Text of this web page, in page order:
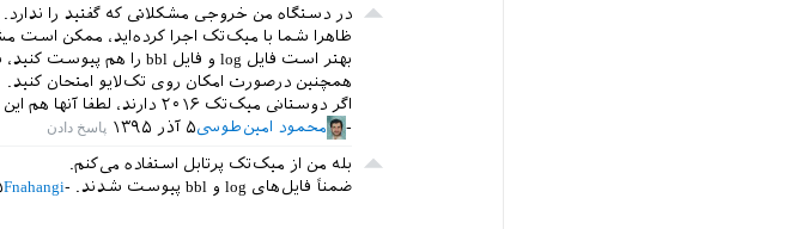
در دستگاه من خروجی مشکلاتی که گفتید را ندارد.
ظاهرا شما با میک‌تک اجرا کرده‌اید، ممکن است
بهتر است فایل log و فایل bbl را هم پیوست کنید، شاید با دیدن آنها بتوانیم منبع مشکل را پیدا کنیم.
همچنین درصورت امکان روی تک‌لایو امتحان کنید.
اگر دوستانی میک‌تک ۲۰۱۶ دارند، لطفا آنها هم این مثال را امتحان کرده و نتیجه را گزارش دهند.
۵ آذر ۱۳۹۵محمود امین‌طوسی
بله من از میک‌تک پرتابل استفاده می‌کنم.
ضمناً فایل‌های log و bbl پیوست شدند.
۵Fnahangi